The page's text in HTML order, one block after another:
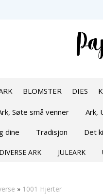
BLOMSTER DIES
Søte små venner Ark,
dine Tradisjon Det
DIVERSE ARK JULEARK
» 1001 Hjerter